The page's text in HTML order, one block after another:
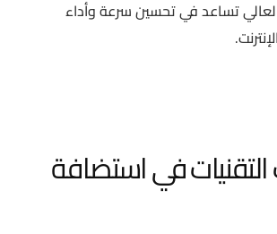
العالي تساعد في تحسين سرعة وأداء
في استضافة